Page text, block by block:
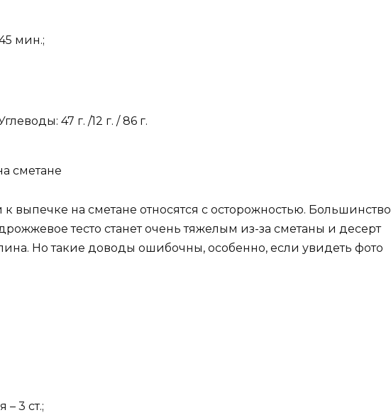
мин.;
47 г. /12 г. / 86 г.
сметане
выпечке на сметане относятся с осторожностью. Большинство
тесто станет очень тяжелым из-за сметаны и десерт
Но такие доводы ошибочны, особенно, если увидеть фото
3 ст.;